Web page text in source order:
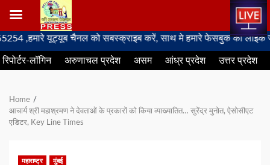
Skip
to
content
यूट्यूब चैनल को सबस्क्राइब करें, साथ मे हमारे फेसबुक को लाइक जरूर
रिपोर्टर-लॉगिन अरुणाचल प्रदेश असम आंध्र प्रदेश उत्तर प्रदेश
Home
आचार्य श्री महाश्रमण ने देवताओं के प्रकारों को किया व्याख्यातित… सुरेंद्र मुनोत, ऐसोसीएट
एडिटर, Key Line Times
महाराष्ट्र मुंबई